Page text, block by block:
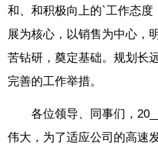
和、和积极向上的`工作态
展为核心，以销售为中心，
苦钻研，奠定基础。规划长
完善的工作举措。
各位领导、同事们，
伟大，为了适应公司的高速